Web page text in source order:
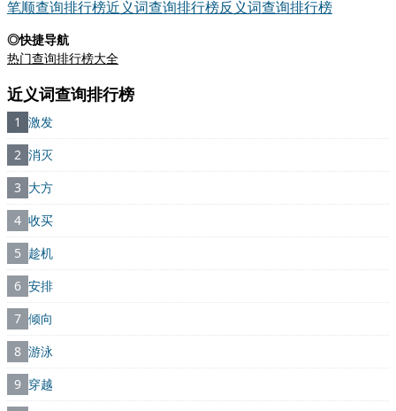
笔顺查询排行榜近义词查询排行榜反义词查询排行榜
◎快捷导航
热门查询排行榜大全
近义词查询排行榜
1 激发
2 消灭
3 大方
4 收买
5 趁机
6 安排
7 倾向
8 游泳
9 穿越